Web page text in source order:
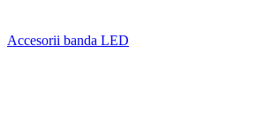
Accesorii banda LED